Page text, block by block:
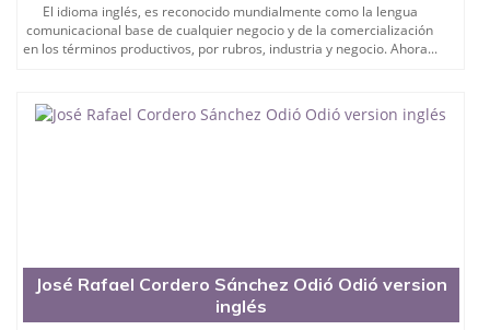
El idioma inglés, es reconocido mundialmente como la lengua
comunicacional base de cualquier negocio y de la comercialización
en los términos productivos, por rubros, industria y negocio. Ahora...
José Rafael Cordero Sánchez Odió Odió version
inglés